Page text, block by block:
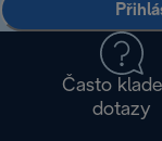
Často
dotazy